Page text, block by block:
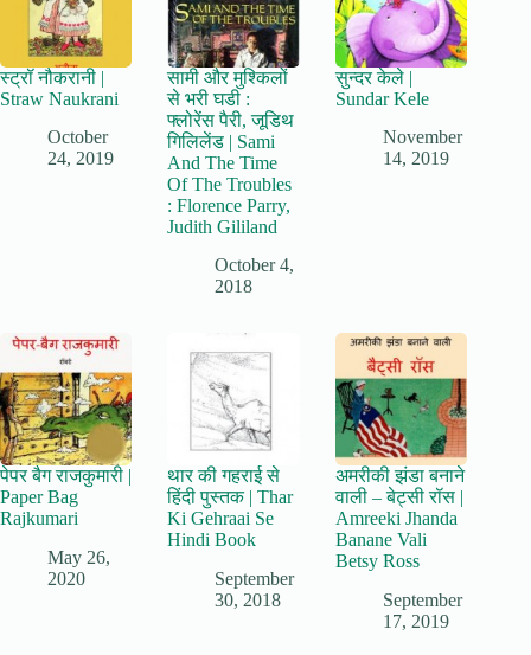
स्ट्रॉ नौकरानी |
Straw Naukrani
October
24, 2019
सामी और मुश्किलों
से भरी घडी :
फ्लोरेंस पैरी, जूडिथ
गिलिलेंड | Sami
And The Time
Of The Troubles
: Florence Parry,
Judith Gililand
October 4,
2018
सुन्दर केले |
Sundar Kele
November
14, 2019
पेपर बैग राजकुमारी |
Paper Bag
Rajkumari
May 26,
2020
थार की गहराई से
हिंदी पुस्तक | Thar
Ki Gehraai Se
Hindi Book
September
30, 2018
अमरीकी झंडा बनाने
वाली – बेट्सी रॉस |
Amreeki Jhanda
Banane Vali
Betsy Ross
September
17, 2019